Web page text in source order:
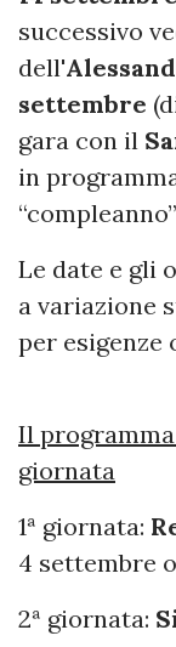
successivo
dell'
settembre
gara con il
in
Le date e gli
a variazione
per esigenze
Il programma
giornata
1ª giornata:
4 settembre
2ª giornata: